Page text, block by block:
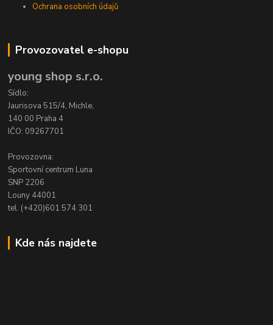
Ochrana osobních údajů
Provozovatel e-shopu
young shop s.r.o.
Sídlo:
Jaurisova 515/4, Michle,
140 00 Praha 4
IČO: 09267701
Provozovna:
Sportovní centrum Luna
SNP 2206
Louny 44001
tel. (+420)601 574 301
Kde nás najdete